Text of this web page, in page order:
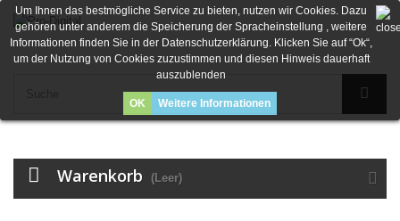
Warenkorb (Leer)
Um Ihnen das bestmögliche Service zu bieten, nutzen wir Cookies. Dazu
gehören unter anderem die Speicherung der Spracheinstellung , weitere
Informationen finden Sie in der Datenschutzerklärung. Klicken Sie auf “Ok“,
um der Nutzung von Cookies zuzustimmen und diesen Hinweis dauerhaft
auszublenden
OK Weitere Informationen